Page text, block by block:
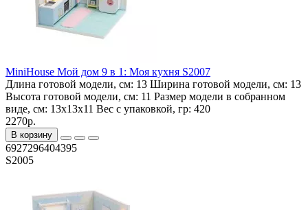
MiniHouse Мой дом 9 в 1: Моя кухня S2007
Длина готовой модели, см: 13 Ширина готовой модели, см: 13
Высота готовой модели, см: 11 Размер модели в собранном
виде, см: 13x13x11 Вес с упаковкой, гр: 420
2270р.
В корзину
6927296404395
S2005